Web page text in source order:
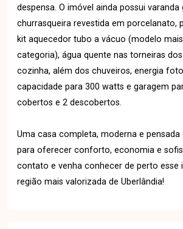
despensa. O imóvel ainda possui
churrasqueira revestida em porcelanato,
kit aquecedor tubo a vácuo (modelo
categoria), água quente nas torneiras
cozinha, além dos chuveiros, energia
capacidade para 300 watts e garagem
cobertos e 2 descobertos.
Uma casa completa, moderna e pensada
para oferecer conforto, economia e
contato e venha conhecer de perto esse
região mais valorizada de Uberlândia!